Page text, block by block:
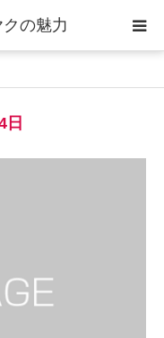
の魅力
日リー